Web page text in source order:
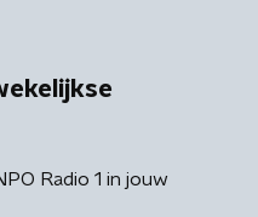
Radio 1 in jouw